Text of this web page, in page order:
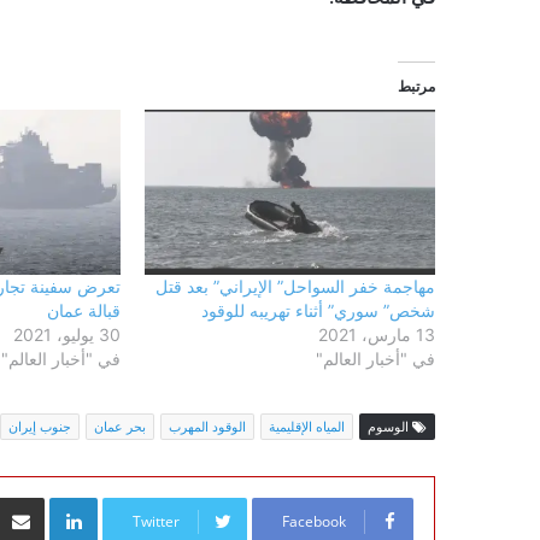
مرتبط
مهاجمة خفر السواحل” الإيراني” بعد قتل
شخص” سوري” أثناء تهريبه للوقود
13 مارس، 2021
في "أخبار العالم"
تعرض سفينة
قبالة عمان
30 يوليو، 2021
في "أخبار العالم"
الوسوم المياه الإقليمية الوقود المهرب بحر عمان جنوب إيران
Facebook
Twitter